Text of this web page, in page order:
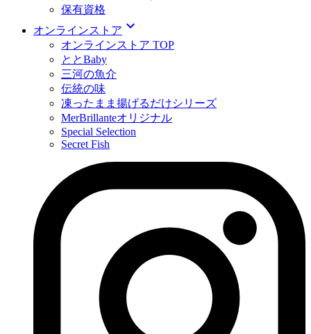
保有資格
オンラインストア expand_more
オンラインストア TOP
ととBaby
三河の魚介
伝統の味
凍ったまま揚げるだけシリーズ
MerBrillanteオリジナル
Special Selection
Secret Fish